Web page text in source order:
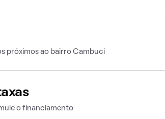
próximos ao bairro Cambuci
o financiamento